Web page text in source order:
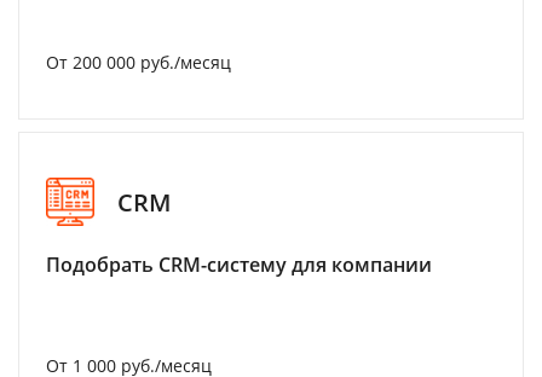
От 200 000 руб./месяц
CRM
Подобрать CRM-систему для компании
От 1 000 руб./месяц